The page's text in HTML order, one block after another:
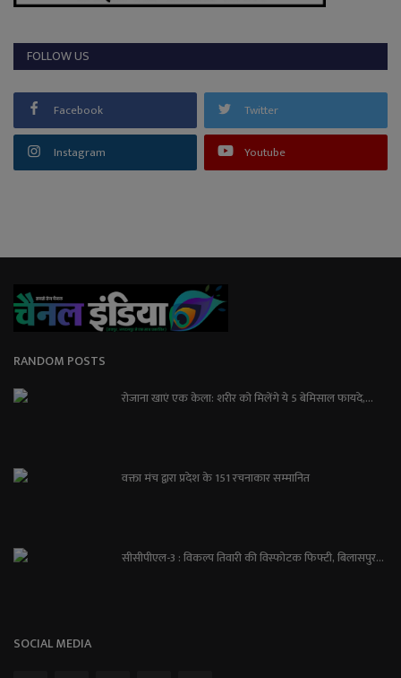
FOLLOW US
Facebook Twitter
Instagram Youtube
RANDOM POSTS
रोजाना खाएं एक केला: शरीर को मिलेंगे ये 5 बेमिसाल फायदे,...
वक्ता मंच द्वारा प्रदेश के 151 रचनाकार सम्मानित
सीसीपीएल-3 : विकल्प तिवारी की विस्फोटक फिफ्टी, बिलासपुर...
SOCIAL MEDIA